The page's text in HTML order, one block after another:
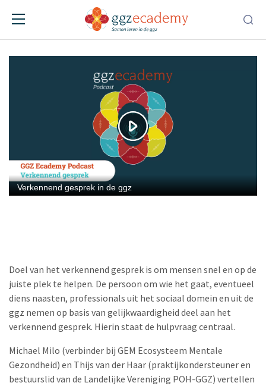
Podcast Verkennend gesprek in de ggz
Doel van het verkennend gesprek is om mensen snel en op de
juiste plek te helpen. De persoon om wie het gaat, eventueel
diens naasten, professionals uit het sociaal domein en uit de
ggz nemen op basis van gelijkwaardigheid deel aan het
verkennend gesprek. Hierin staat de hulpvraag centraal.
Michael Milo (verbinder bij GEM Ecosysteem Mentale
Gezondheid) en Thijs van der Haar (praktijkondersteuner en
bestuurslid van de Landelijke Vereniging POH-GGZ) vertellen